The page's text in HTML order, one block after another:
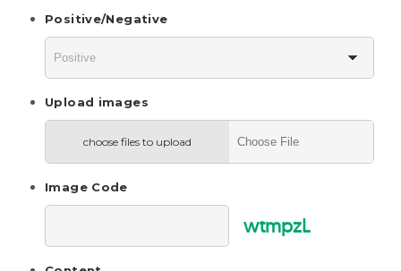
Positive/Negative
Upload images
choose files to upload
Image Code
wtmpzL